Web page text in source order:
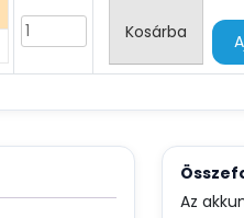
Kosárba
Az